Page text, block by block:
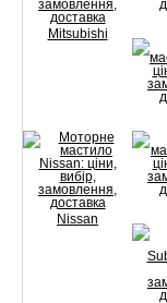
Mitsubishi
Nissan